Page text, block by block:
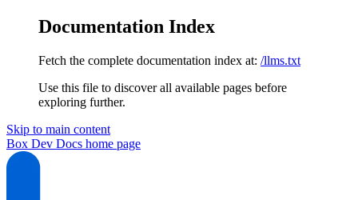
Documentation Index
Fetch the complete documentation index at: /llms.txt
Use this file to discover all available pages before
exploring further.
Skip to main content
Box Dev Docs home page